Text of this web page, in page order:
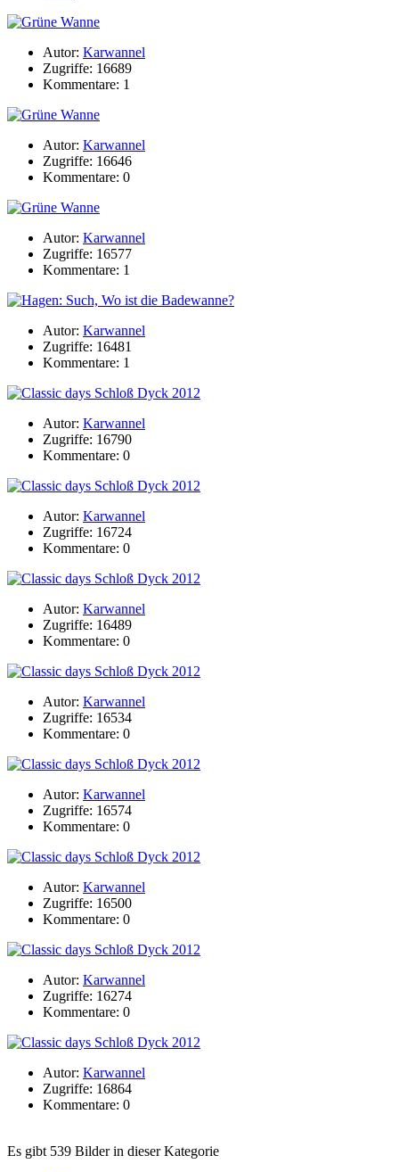
Autor: Karwannel
Zugriffe: 16689
Kommentare: 1
Autor: Karwannel
Zugriffe: 16646
Kommentare: 0
Autor: Karwannel
Zugriffe: 16577
Kommentare: 1
Autor: Karwannel
Zugriffe: 16481
Kommentare: 1
Autor: Karwannel
Zugriffe: 16790
Kommentare: 0
Autor: Karwannel
Zugriffe: 16724
Kommentare: 0
Autor: Karwannel
Zugriffe: 16489
Kommentare: 0
Autor: Karwannel
Zugriffe: 16534
Kommentare: 0
Autor: Karwannel
Zugriffe: 16574
Kommentare: 0
Autor: Karwannel
Zugriffe: 16500
Kommentare: 0
Autor: Karwannel
Zugriffe: 16274
Kommentare: 0
Autor: Karwannel
Zugriffe: 16864
Kommentare: 0
Es gibt 539 Bilder in dieser Kategorie